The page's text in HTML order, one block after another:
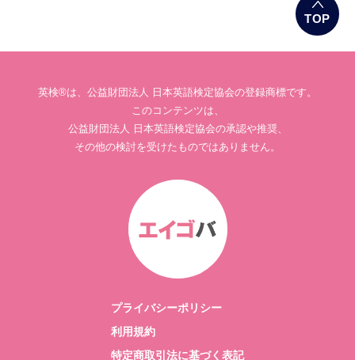
TOP
英検®は、公益財団法人 日本英語検定協会の登録商標です。
このコンテンツは、
公益財団法人 日本英語検定協会の承認や推奨、
その他の検討を受けたものではありません。
プライバシーポリシー
利用規約
特定商取引法に基づく表記